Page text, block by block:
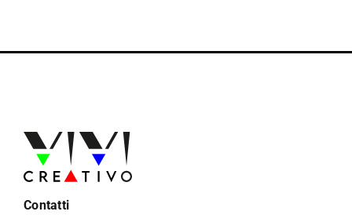
Contatti